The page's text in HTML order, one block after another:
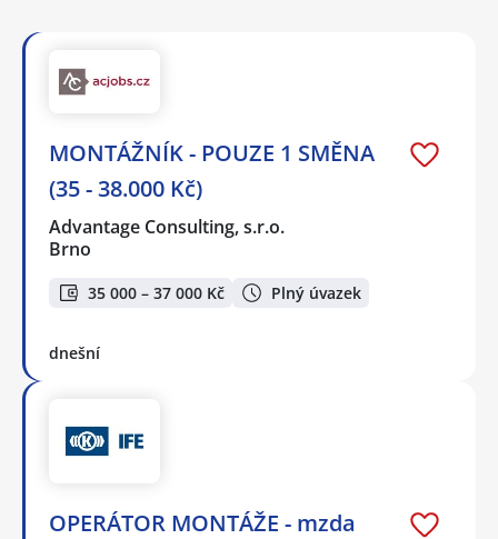
MONTÁŽNÍK - POUZE 1 SMĚNA
(35 - 38.000 Kč)
Advantage Consulting, s.r.o.
Brno
35 000 – 37 000 Kč Plný úvazek
dnešní
OPERÁTOR MONTÁŽE - mzda